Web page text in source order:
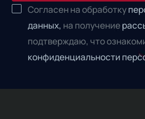
Согласен на обработку
данных, на получение
подтверждаю, что
конфиденциальности